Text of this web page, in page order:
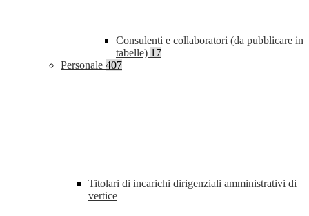
Consulenti e collaboratori (da pubblicare in
tabelle) 17
Personale 407
Titolari di incarichi dirigenziali amministrativi di
vertice